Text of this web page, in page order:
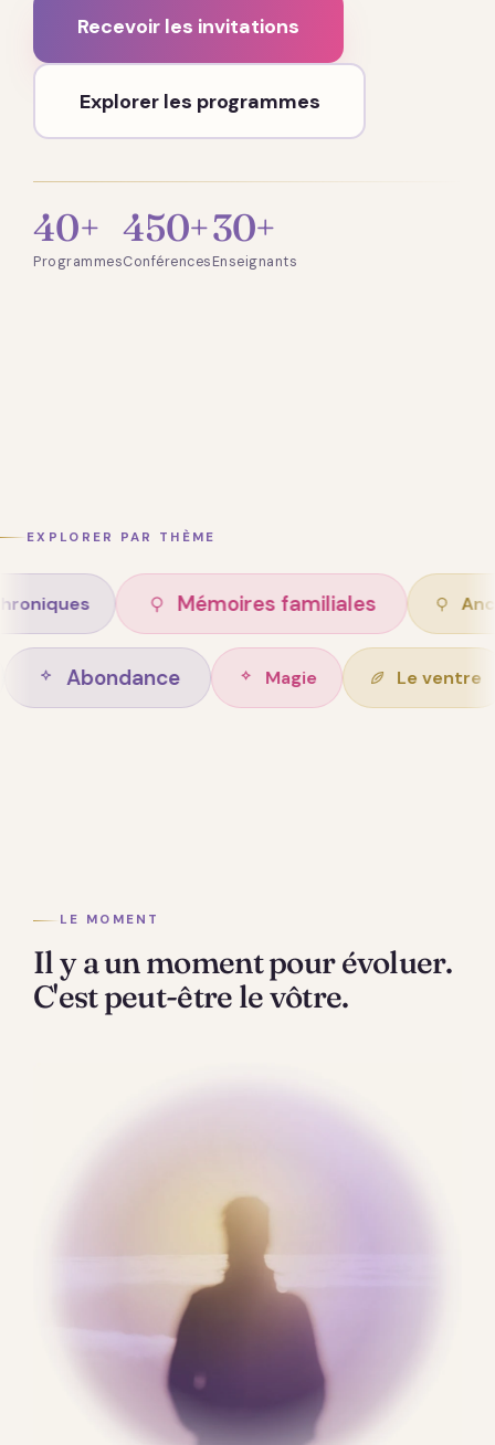
Recevoir les invitations
Explorer les programmes
40+
Programmes
450+
Conférences
30+
Enseignants
EXPLORER PAR THÈME
Mémoires familiales Ancêtres
de vie Abondance Magie
LE MOMENT
Il y a un moment pour évoluer.
C'est peut-être le vôtre.